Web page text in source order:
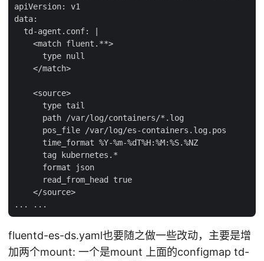
apiVersion: v1
data:
  td-agent.conf: |
    <match fluent.**>
      type null
    </match>
    <source>
      type tail
      path /var/log/containers/*.log
      pos_file /var/log/es-containers.log.pos
      time_format %Y-%m-%dT%H:%M:%S.%NZ
      tag kubernetes.*
      format json
      read_from_head true
    </source>
fluentd-es-ds.yaml也要随之做一些改动，主要是增
加两个mount: 一个是mount 上面的configmap td-